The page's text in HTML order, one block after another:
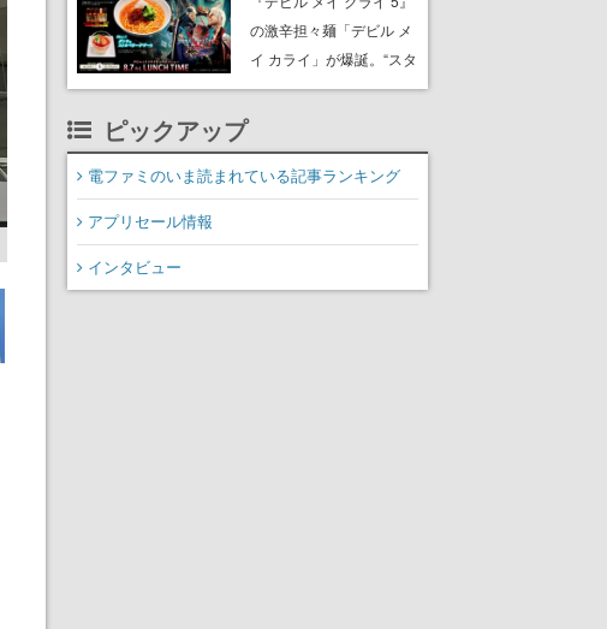
の激辛担々麺「デビル メ
イ カライ」が爆誕。“スタ
イリッシュに完食しまし
ピックアップ
電ファミのいま読まれている記事ランキング
アプリセール情報
インタビュー